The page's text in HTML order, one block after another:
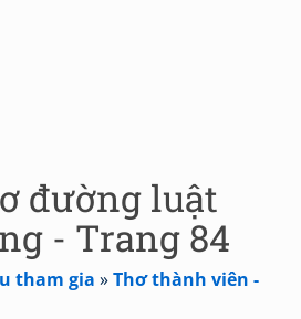
đường luật
- Trang 84
tham gia »Thơ thành viên -